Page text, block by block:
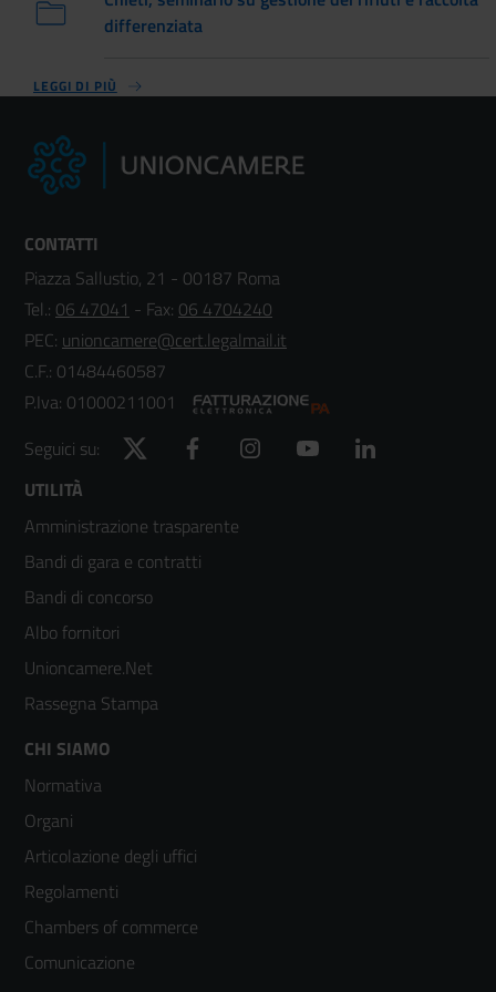
differenziata
LEGGI DI PIÙ
CONTATTI
Piazza Sallustio, 21 - 00187 Roma
Tel.: 06 47041 - Fax: 06 4704240
PEC: unioncamere@cert.legalmail.it
C.F.: 01484460587
P.Iva: 01000211001
Seguici su:
Twitter Facebook Instagram YouTube
Footer
menù
colonna
2
UTILITÀ
Amministrazione trasparente
Bandi di gara e contratti
Bandi di concorso
Albo fornitori
Unioncamere.Net
Rassegna Stampa
Footer
menù
colonna
3
CHI SIAMO
Normativa
Organi
Articolazione degli uffici
Regolamenti
Chambers of commerce
Comunicazione